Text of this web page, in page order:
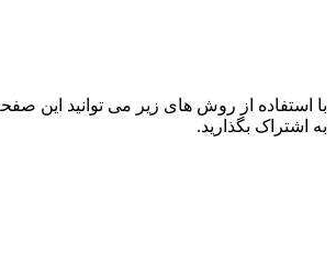
با استفاده از روش های زیر می توانید این
به اشتراک بگذارید.